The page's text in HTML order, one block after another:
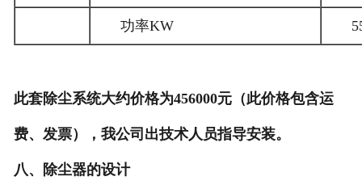
功率KW
此套除尘系统大约价格为456000元（此价格包含运
费、发票） ，我公司出技术人员指导安装。
八、除尘器的设计